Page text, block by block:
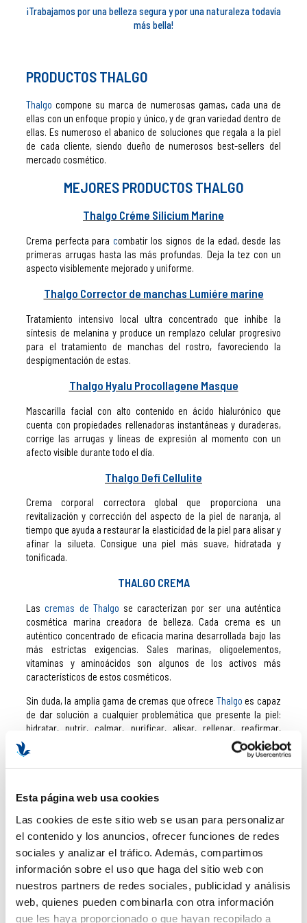
Esta página web usa cookies
Las cookies de este sitio web se usan para personalizar
el contenido y los anuncios, ofrecer funciones de redes
sociales y analizar el tráfico. Además, compartimos
información sobre el uso que haga del sitio web con
nuestros partners de redes sociales, publicidad y análisis
web, quienes pueden combinarla con otra información
que les haya proporcionado o que hayan recopilado a
¡Trabajamos por una belleza segura y por una naturaleza todavía
más bella!
PRODUCTOS THALGO
Thalgo compone su marca de numerosas gamas, cada una de
ellas con un enfoque propio y único, y de gran variedad dentro de
ellas. Es numeroso el abanico de soluciones que regala a la piel
de cada cliente, siendo dueño de numerosos best-sellers del
mercado cosmético.
MEJORES PRODUCTOS THALGO
Thalgo Créme Silicium Marine
Crema perfecta para combatir los signos de la edad, desde las
primeras arrugas hasta las más profundas. Deja la tez con un
aspecto visiblemente mejorado y uniforme.
Thalgo Corrector de manchas Lumiére marine
Tratamiento intensivo local ultra concentrado que inhibe la
síntesis de melanina y produce un remplazo celular progresivo
para el tratamiento de manchas del rostro, favoreciendo la
despigmentación de estas.
Thalgo Hyalu Procollagene Masque
Mascarilla facial con alto contenido en ácido hialurónico que
cuenta con propiedades rellenadoras instantáneas y duraderas,
corrige las arrugas y líneas de expresión al momento con un
afecto visible durante todo el día.
Thalgo Defi Cellulite
Crema corporal correctora global que proporciona una
revitalización y corrección del aspecto de la piel de naranja, al
tiempo que ayuda a restaurar la elasticidad de la piel para alisar y
afinar la silueta. Consigue una piel más suave, hidratada y
tonificada.
THALGO CREMA
Las cremas de Thalgo se caracterizan por ser una auténtica
cosmética marina creadora de belleza. Cada crema es un
auténtico concentrado de eficacia marina desarrollada bajo las
más estrictas exigencias. Sales marinas, oligoelementos,
vitaminas y aminoácidos son algunos de los activos más
característicos de estos cosméticos.
Sin duda, la amplia gama de cremas que ofrece Thalgo es capaz
de dar solución a cualquier problemática que presente la piel:
hidratar, nutrir, calmar, purificar, alisar, rellenar, reafirmar,
tensar, renovar, aclarar, revitalizar, nutrir, reequilibrar, reafirmar,
drenar, dinamizar, regenerar, proteger, y mucho más.
La línea
hidratación total a la piel, dejándola unificada y con los poros
atenuados. Asimismo, nutre, calma y purifica.
THALGO HIALURÓNICO
Los productos de la gamaHyalu-Procollagéne de Thalgo son un
verdadero tratamiento para las arrugas medias-profundas,
incluso ya establecidas, y las líneas de expresión y